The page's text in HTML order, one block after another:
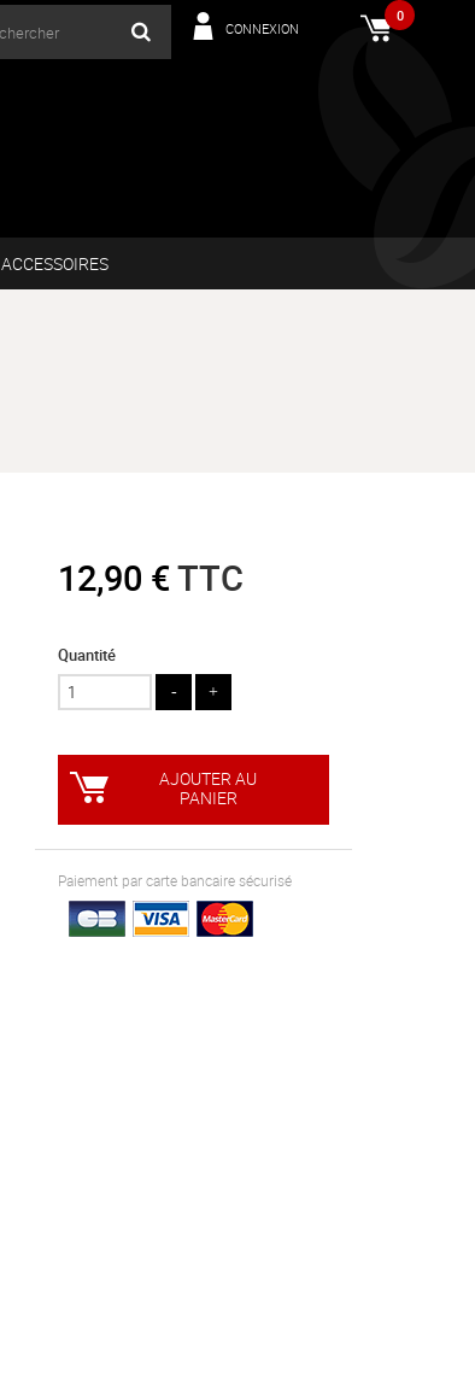
0
CONNEXION
ACCESSOIRES
12,90 €TTC
Quantité
AJOUTER AU
PANIER
Paiement par carte bancaire sécurisé